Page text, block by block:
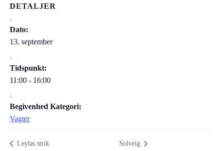
DETALJER
Dato:
13. september
Tidspunkt:
11:00 - 16:00
Begivenhed Kategori:
Vagter
Leylas strik Solveig